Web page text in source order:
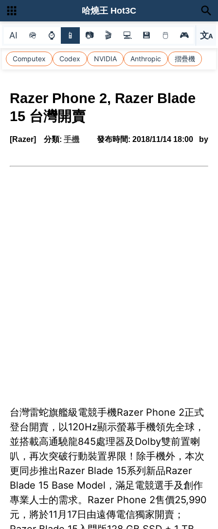
AI 🪖 ⌚ 📱 📷 🎬 💻 💾 🖱 🎮 文A
選
Computex Codex NVIDIA Anthropic 摺疊機
哈燒王 Hot3C
Razer Phone 2, Razer Blade
15 台灣開賣
[Razer] 分類: 手機 發布時間: 2018/11/14 18:00 by
台灣雷蛇旗艦級電競手機Razer Phone 2正式
登台開賣，以120Hz顯示螢幕手機領先全球，
並搭載高通驍龍845處理器及Dolby雙前置喇
叭，再次突破行動裝置界限！除手機外，本次
更同步推出Razer Blade 15系列新品Razer
Blade 15 Base Model，滿足電競選手及創作
專業人士的需求。Razer Phone 2售價25,990
元，將於11月17日由遠傳電信獨家開賣；